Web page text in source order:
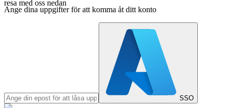
resa med oss nedan
Ange dina uppgifter för att komma åt ditt konto
SSO